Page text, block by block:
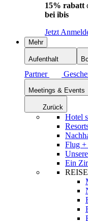
15% rabatt
bei ibis
Jetzt
Mehr
Aufenthalt
Partner
Meetings & Events
Zurück
Hotel
Flug +
Ein